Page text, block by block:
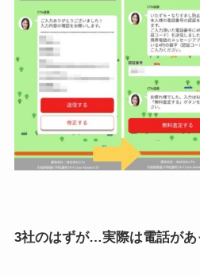
3社のはずが…実際は電話があ